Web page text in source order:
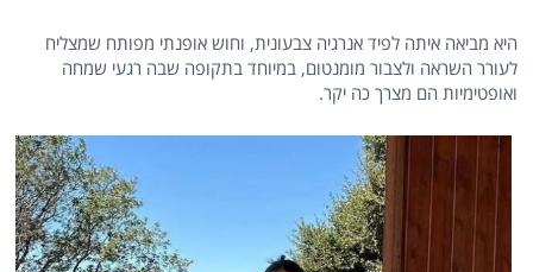
היא מביאה איתה לפיד אנרגיה צבעונית, וחוש אופנתי מפותח שמצליח
לעורר השראה ולצבור מומנטום, במיוחד בתקופה שבה רגעי שמחה
ואופטימיות הם מצרך כה יקר.